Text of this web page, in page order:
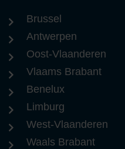
Brussel
Antwerpen
Oost-Vlaanderen
Vlaams Brabant
Benelux
Limburg
West-Vlaanderen
Waals Brabant